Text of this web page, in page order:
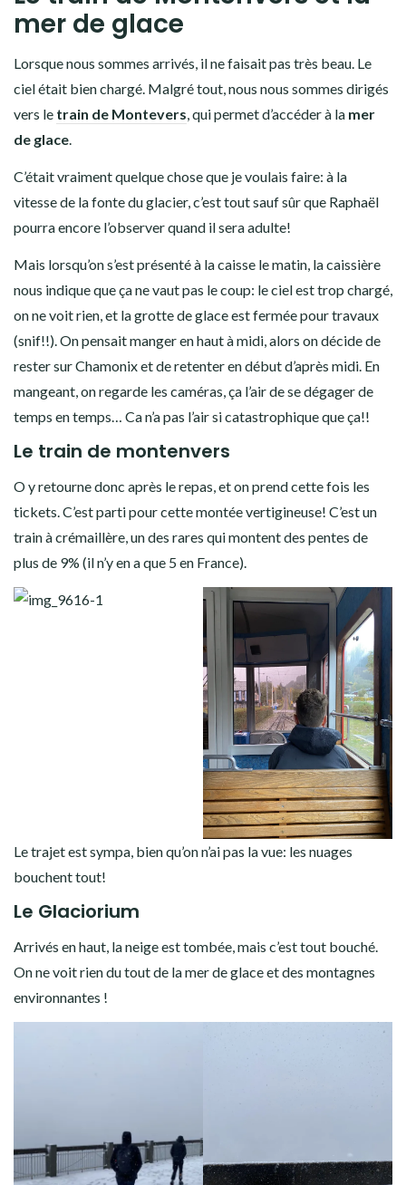
mer de glace
Lorsque nous sommes arrivés, il ne faisait pas très beau. Le
ciel était bien chargé. Malgré tout, nous nous sommes dirigés
vers le train de Montevers , qui permet d’accéder à la mer
de glace
C’était vraiment quelque chose que je voulais faire: à la
vitesse de la fonte du glacier, c’est tout sauf sûr que Raphaël
pourra encore l’observer quand il sera adulte!
Mais lorsqu’on s’est présenté à la caisse le matin, la caissière
nous indique que ça ne vaut pas le coup: le ciel est trop chargé,
on ne voit rien, et la grotte de glace est fermée pour travaux
(snif!!). On pensait manger en haut à midi, alors on décide de
rester sur Chamonix et de retenter en début d’après midi. En
mangeant, on regarde les caméras, ça l’air de se dégager de
temps en temps… Ca n’a pas l’air si catastrophique que ça!!
Le train de montenvers
O y retourne donc après le repas, et on prend cette fois les
tickets. C’est parti pour cette montée vertigineuse! C’est un
train à crémaillère, un des rares qui montent des pentes de
plus de 9% (il n’y en a que 5 en France).
Le trajet est sympa, bien qu’on n’ai pas la vue: les nuages
bouchent tout!
Le Glaciorium
Arrivés en haut, la neige est tombée, mais c’est tout bouché.
On ne voit rien du tout de la mer de glace et des montagnes
environnantes !